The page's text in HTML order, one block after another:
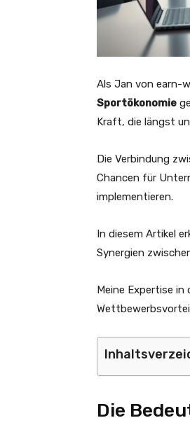
Als Jan von earn-
Sportökonomie
Kraft, die längst
Die Verbindung
Chancen für
implementieren.
In diesem Artikel
Synergien
Meine Expertise in
Die